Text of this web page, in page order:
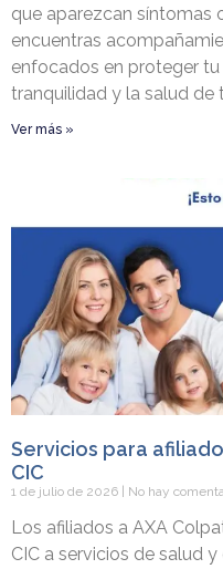
que aparezcan síntomas
encuentras
enfocados en proteger
tranquilidad y la salud de
Ver más »
Servicios para
CIC
1 de julio de 2026 No hay
Los afiliados a AXA
CIC a servicios de salud